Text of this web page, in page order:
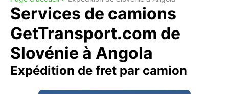
Services de camions
GetTransport.com de
Slovénie à Angola
Expédition de fret par camion